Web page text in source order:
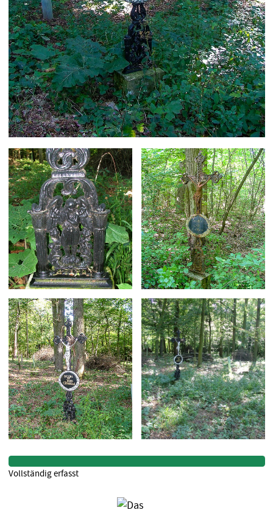
Vollständig erfasst